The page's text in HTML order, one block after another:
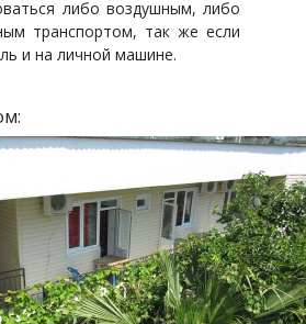
либо воздушным, либо
транспортом, так же если
и на личной машине.